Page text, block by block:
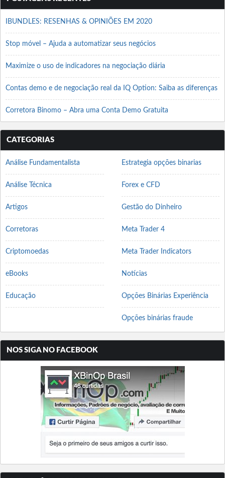
IBUNDLES: RESENHAS & OPINIÕES EM 2020
Stop móvel – Ajuda a automatizar seus negócios
Maximize o uso de indicadores na negociação diária
Contas demo e de negociação real da IQ Option: Saiba as diferenças
Corretora Binomo – Abra uma Conta Demo Gratuita
CATEGORIAS
Análise Fundamentalista
Análise Técnica
Artigos
Corretoras
Criptomoedas
eBooks
Educação
Estrategia opções binarias
Forex e CFD
Gestão do Dinheiro
Meta Trader 4
Meta Trader Indicators
Notícias
Opções Binárias Experiência
Opções binárias fraude
NOS SIGA NO FACEBOOK